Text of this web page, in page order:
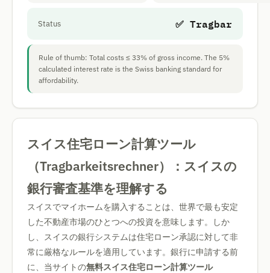
Status ✅ Tragbar
Rule of thumb: Total costs ≤ 33% of gross income. The 5%
calculated interest rate is the Swiss banking standard for
affordability.
スイス住宅ローン計算ツール
（Tragbarkeitsrechner）：スイスの
銀行審査基準を理解する
スイスでマイホームを購入することは、世界で最も安定
した不動産市場のひとつへの投資を意味します。しか
し、スイスの銀行システムは住宅ローン承認に対して非
常に厳格なルールを適用しています。銀行に申請する前
に、当サイトの無料スイス住宅ローン計算ツール